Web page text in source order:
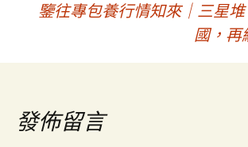
導
覽
鑒往專包養行情知來｜三星
國，再
發佈留言